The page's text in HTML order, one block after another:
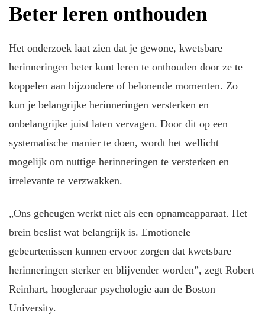
Beter leren onthouden
Het onderzoek laat zien dat je gewone, kwetsbare
herinneringen beter kunt leren te onthouden door ze te
koppelen aan bijzondere of belonende momenten. Zo
kun je belangrijke herinneringen versterken en
onbelangrijke juist laten vervagen. Door dit op een
systematische manier te doen, wordt het wellicht
mogelijk om nuttige herinneringen te versterken en
irrelevante te verzwakken.
„Ons geheugen werkt niet als een opnameapparaat. Het
brein beslist wat belangrijk is. Emotionele
gebeurtenissen kunnen ervoor zorgen dat kwetsbare
herinneringen sterker en blijvender worden”, zegt Robert
Reinhart, hoogleraar psychologie aan de Boston
University.